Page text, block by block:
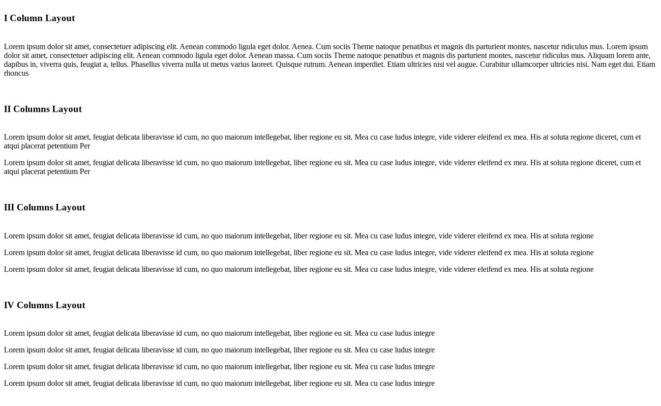
I Column Layout
Lorem ipsum dolor sit amet, consectetuer adipiscing elit. Aenean commodo ligula eget dolor. Aenea. Cum sociis Theme natoque penatibus et magnis dis parturient montes, nascetur ridiculus mus. Lorem ipsum
dolor sit amet, consectetuer adipiscing elit. Aenean commodo ligula eget dolor. Aenean massa. Cum sociis Theme natoque penatibus et magnis dis parturient montes, nascetur ridiculus mus. Aliquam lorem ante,
dapibus in, viverra quis, feugiat a, tellus. Phasellus viverra nulla ut metus varius laoreet. Quisque rutrum. Aenean imperdiet. Etiam ultricies nisi vel augue. Curabitur ullamcorper ultricies nisi. Nam eget dui. Etiam
rhoncus
II Columns Layout
Lorem ipsum dolor sit amet, feugiat delicata liberavisse id cum, no quo maiorum intellegebat, liber regione eu sit. Mea cu case ludus integre, vide viderer eleifend ex mea. His at soluta regione diceret, cum et
atqui placerat petentium Per
Lorem ipsum dolor sit amet, feugiat delicata liberavisse id cum, no quo maiorum intellegebat, liber regione eu sit. Mea cu case ludus integre, vide viderer eleifend ex mea. His at soluta regione diceret, cum et
atqui placerat petentium Per
III Columns Layout
Lorem ipsum dolor sit amet, feugiat delicata liberavisse id cum, no quo maiorum intellegebat, liber regione eu sit. Mea cu case ludus integre, vide viderer eleifend ex mea. His at soluta regione
Lorem ipsum dolor sit amet, feugiat delicata liberavisse id cum, no quo maiorum intellegebat, liber regione eu sit. Mea cu case ludus integre, vide viderer eleifend ex mea. His at soluta regione
Lorem ipsum dolor sit amet, feugiat delicata liberavisse id cum, no quo maiorum intellegebat, liber regione eu sit. Mea cu case ludus integre, vide viderer eleifend ex mea. His at soluta regione
IV Columns Layout
Lorem ipsum dolor sit amet, feugiat delicata liberavisse id cum, no quo maiorum intellegebat, liber regione eu sit. Mea cu case ludus integre
Lorem ipsum dolor sit amet, feugiat delicata liberavisse id cum, no quo maiorum intellegebat, liber regione eu sit. Mea cu case ludus integre
Lorem ipsum dolor sit amet, feugiat delicata liberavisse id cum, no quo maiorum intellegebat, liber regione eu sit. Mea cu case ludus integre
Lorem ipsum dolor sit amet, feugiat delicata liberavisse id cum, no quo maiorum intellegebat, liber regione eu sit. Mea cu case ludus integre